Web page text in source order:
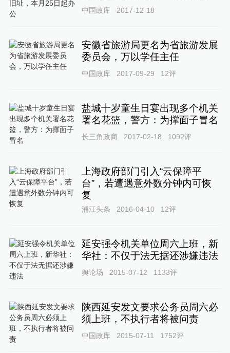
中国政库 2017-12-18
安徽省旅游局更名为省旅游发展
委员会，万以学任主任
中国政库 2017-09-29 12评
盐城十岁童生日宴出现多个机关
署名花篮，警方：为撑面子冒名
长三角政商 2017-02-18 1092评
上海政府部门引入“云保障平
台”，若遭遇意外数分钟内可恢
复
浦江头条 2016-04-10 12评
延安强令机关单位周六上班，新
华社：不仅于法无据还涉嫌违法
舆论场 2015-07-12 1133评
陕西延安发文要求公务员周六必
须上班，不执行者将被问责
中国政库 2015-07-11 1752评